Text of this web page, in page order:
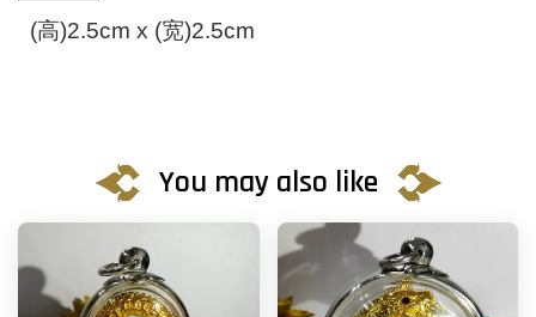
(高)2.5cm x (宽)2.5cm
You may also like